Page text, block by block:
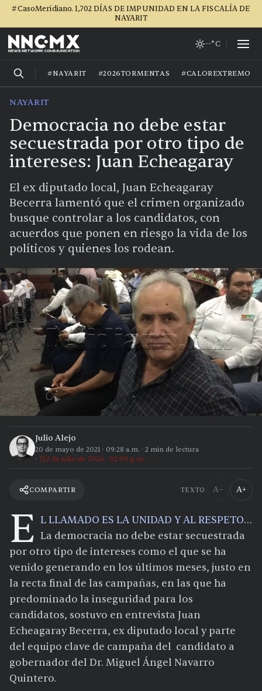
#CasoMeridiano. 1,702 DÍAS DE IMPUNIDAD EN LA FISCALÍA DE
NAYARIT
--°C
#NAYARIT #2026TORMENTAS #CALOREXTREMO
NAYARIT
Democracia no debe estar
secuestrada por otro tipo de
intereses: Juan Echeagaray
El ex diputado local, Juan Echeagaray
Becerra lamentó que el crimen organizado
busque controlar a los candidatos, con
acuerdos que ponen en riesgo la vida de los
políticos y quienes los rodean.
Julio Alejo
20 de mayo de 2021 · 09:28 a.m. · 2 min de lectura
2 de julio de 2026 · 02:09 p.m.
COMPARTIR TEXTO A− A+
E L LLAMADO ES LA UNIDAD Y AL RESPETO…
La democracia no debe estar secuestrada
por otro tipo de intereses como el que se ha
venido generando en los últimos meses, justo en
la recta final de las campañas, en las que ha
predominado la inseguridad para los
candidatos, sostuvo en entrevista Juan
Echeagaray Becerra, ex diputado local y parte
del equipo clave de campaña del candidato a
gobernador del Dr. Miguel Ángel Navarro
Quintero.